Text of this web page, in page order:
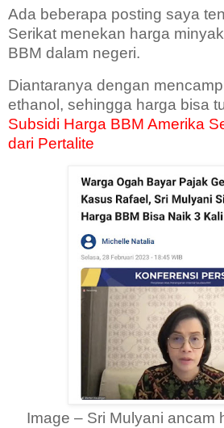
Ada beberapa posting saya
Serikat menekan harga
BBM dalam negeri.
Diantaranya dengan
ethanol, sehingga harga bisa
Subsidi Harga BBM Amerika
dari Pertalite
Image – Sri Mulyani ancam